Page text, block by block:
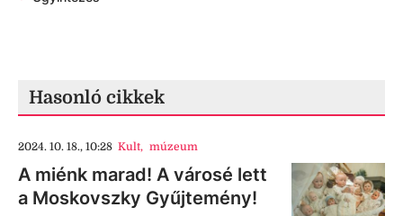
Hasonló cikkek
2024. 10. 18., 10:28 Kult, múzeum
A miénk marad! A városé lett
a Moskovszky Gyűjtemény!